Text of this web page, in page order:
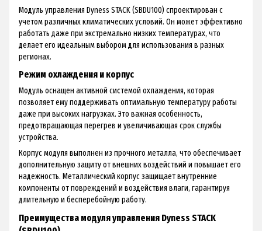
Модуль управления Dyness STACK (SBDU100) спроектирован с
учетом различных климатических условий. Он может эффективно
работать даже при экстремально низких температурах, что
делает его идеальным выбором для использования в разных
регионах.
Режим охлаждения и корпус
Модуль оснащен активной системой охлаждения, которая
позволяет ему поддерживать оптимальную температуру работы
даже при высоких нагрузках. Это важная особенность,
предотвращающая перегрев и увеличивающая срок службы
устройства.
Корпус модуля выполнен из прочного металла, что обеспечивает
дополнительную защиту от внешних воздействий и повышает его
надежность. Металлический корпус защищает внутренние
компоненты от повреждений и воздействия влаги, гарантируя
длительную и бесперебойную работу.
Преимущества модуля управления Dyness STACK